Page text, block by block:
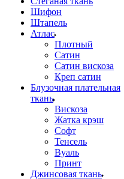
Шифон
Штапель
Атлас
Плотный
Сатин
Сатин вискоза
Креп сатин
Блузочная плательная
ткань
Вискоза
Жатка крэш
Софт
Тенсель
Вуаль
Принт
Джинсовая ткань